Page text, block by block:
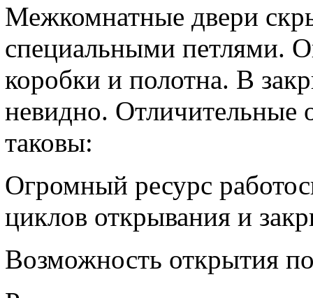
Межкомнатные двери
специальными петлями.
коробки и полотна. В
невидно. Отличительные
таковы:
Огромный ресурс
циклов открывания и
Возможность открытия